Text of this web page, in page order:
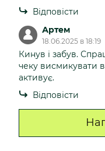
Відповісти
Артем
18.06.2025 в 18:19
Кинув і забув.
чеку висмикувати
активує.
Відповісти